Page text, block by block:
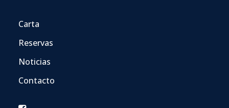
Carta
Reservas
Noticias
Contacto